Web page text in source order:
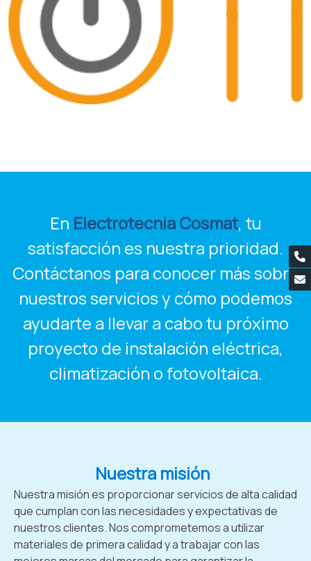
En Electrotecnia Cosmat, tu
satisfacción es nuestra prioridad.
Contáctanos para conocer más sobre
nuestros servicios y cómo podemos
ayudarte a llevar a cabo tu próximo
proyecto de instalación eléctrica,
climatización o fotovoltaica.
Nuestra misión
Nuestra misión es proporcionar servicios de alta calidad
que cumplan con las necesidades y expectativas de
nuestros clientes. Nos comprometemos a utilizar
materiales de primera calidad y a trabajar con las